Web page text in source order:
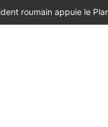
de la République de